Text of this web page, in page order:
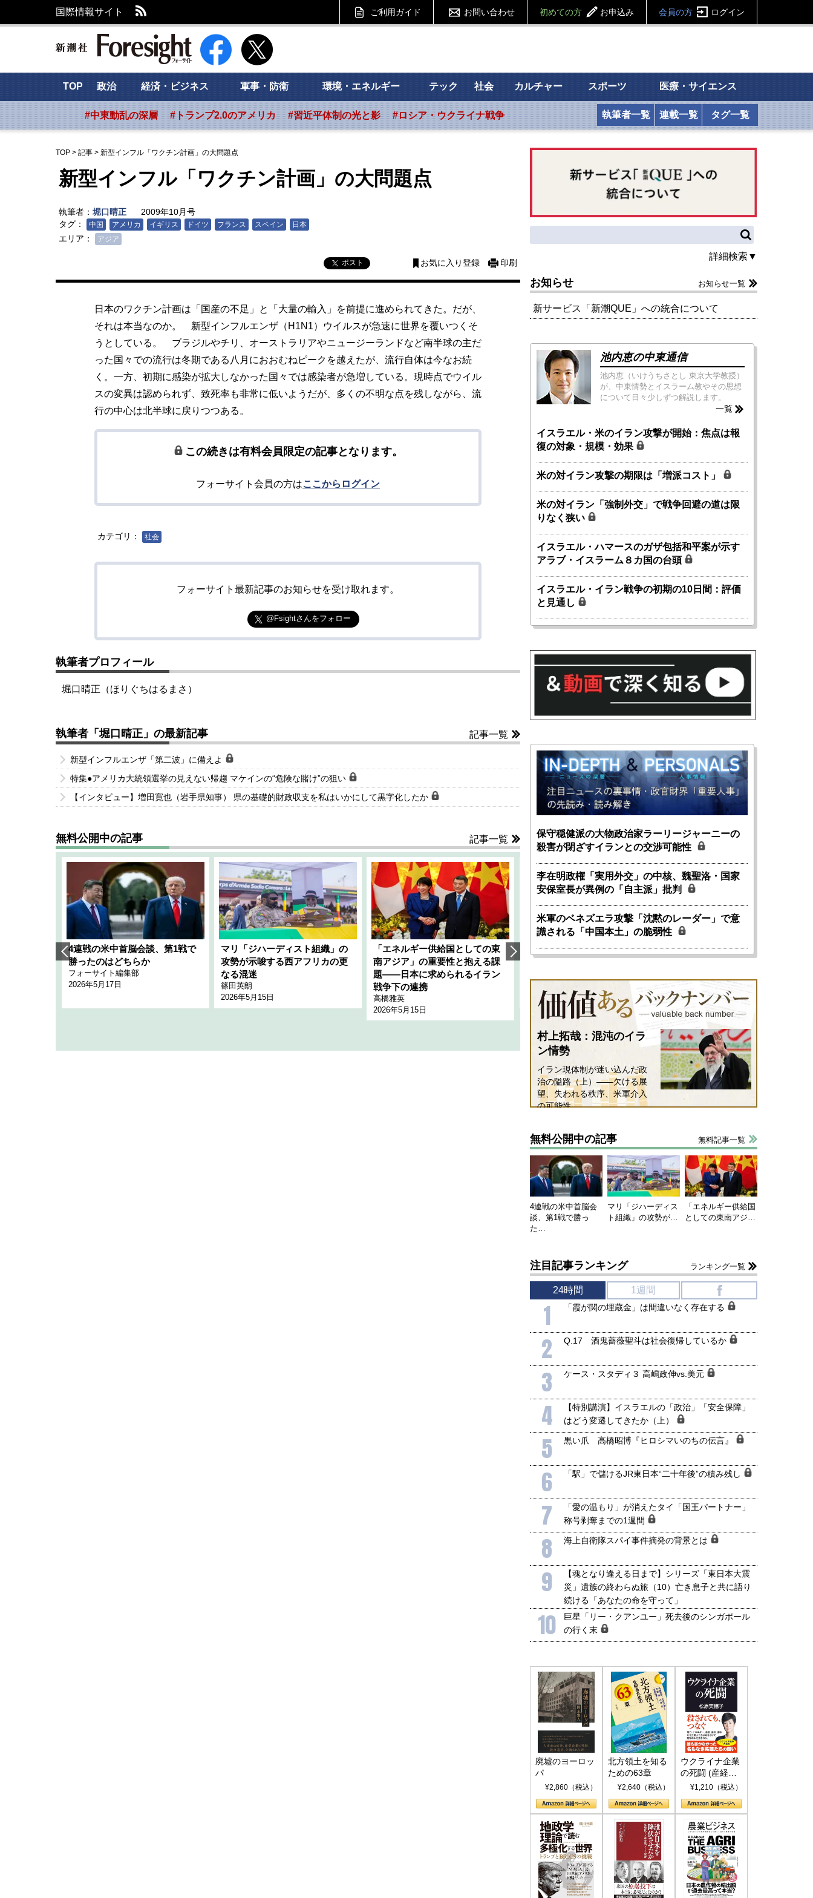
国際情報サイト ご利用ガイド お問い合わせ 初めての方 お申込み 会員の方 ログイン
新潮社 Foresight フォーサイト
TOP 政治 経済・ビジネス 軍事・防衛 環境・エネルギー テック 社会 カルチャー スポーツ 医療・サイエンス
#中東動乱の深層 #トランプ2.0のアメリカ #習近平体制の光と影 #ロシア・ウクライナ戦争 執筆者一覧 連載一覧 タグ一覧
TOP > 記事 > 新型インフル「ワクチン計画」の大問題点
新型インフル「ワクチン計画」の大問題点
執筆者： 堀口晴正
2009年10月号
タグ：
中国 アメリカ イギリス ドイツ フランス スペイン 日本
エリア： アジア
ポスト お気に入り登録 印刷
日本のワクチン計画は「国産の不足」と「大量の輸入」を前提に進められてきた。だが、
それは本当なのか。 新型インフルエンザ（H1N1）ウイルスが急速に世界を覆いつくそ
うとしている。 ブラジルやチリ、オーストラリアやニュージーランドなど南半球の主だ
った国々での流行は冬期である八月におおむねピークを越えたが、流行自体は今なお続
く。一方、初期に感染が拡大しなかった国々では感染者が急増している。現時点でウイル
スの変異は認められず、致死率も非常に低いようだが、多くの不明な点を残しながら、流
行の中心は北半球に戻りつつある。
この続きは有料会員限定の記事となります。
フォーサイト会員の方はここからログイン
カテゴリ： 社会
フォーサイト最新記事のお知らせを受け取れます。
@Fsightさんをフォロー
執筆者プロフィール
堀口晴正（ほりぐちはるまさ）
執筆者「堀口晴正」の最新記事 記事一覧
新型インフルエンザ「第二波」に備えよ
特集●アメリカ大統領選挙の見えない帰趨 マケインの“危険な賭け”の狙い
【インタビュー】増田寛也（岩手県知事） 県の基礎的財政収支を私はいかにして黒字化したか
無料公開中の記事 記事一覧
4連戦の米中首脳会談、第1戦で
勝ったのはどちらか
フォーサイト編集部
2026年5月17日
マリ「ジハーディスト組織」の
攻勢が示唆する西アフリカの更
なる混迷
篠田英朗
2026年5月15日
「エネルギー供給国としての東
南アジア」の重要性と抱える課
題――日本に求められるイラン
戦争下の連携
高橋雅英
2026年5月15日
韓国にも理解してほしい「極東
1905年体制」における日米韓安
2026年5月15日
ホルムズ海峡危機で加速したエ
ネルギー転換が「中国依存」に
小山堅
2026年5月14日
詳細検索▼
お知らせ お知らせ一覧
新サービス「新潮QUE」への統合について
池内恵の中東通信
池内恵（いけうちさとし 東京大学教授）
が、中東情勢とイスラーム教やその思想
について日々少しずつ解説します。
一覧
イスラエル・米のイラン攻撃が開始：焦点は報
復の対象・規模・効果
米の対イラン攻撃の期限は「増派コスト」
米の対イラン「強制外交」で戦争回避の道は限
りなく狭い
イスラエル・ハマースのガザ包括和平案が示す
アラブ・イスラーム８カ国の台頭
イスラエル・イラン戦争の初期の10日間：評価
と見通し
保守穏健派の大物政治家ラーリージャーニーの
殺害が閉ざすイランとの交渉可能性
李在明政権「実用外交」の中核、魏聖洛・国家
安保室長が異例の「自主派」批判
米軍のベネズエラ攻撃「沈黙のレーダー」で意
識される「中国本土」の脆弱性
村上拓哉：混沌のイラ
ン情勢
イラン現体制が迷い込んだ政
治の隘路（上）――欠ける展
望、失われる秩序、米軍介入
の可能性
無料公開中の記事 無料記事一覧
4連戦の米中首脳会
談、第1戦で勝っ
た…
マリ「ジハーディス
ト組織」の攻勢が…
「エネルギー供給国
としての東南アジ…
注目記事ランキング ランキング一覧
24時間 1週間
1 「霞が関の埋蔵金」は間違いなく存在する
2 Q.17 酒鬼薔薇聖斗は社会復帰しているか
3 ケース・スタディ３ 高嶋政伸vs.美元
4
【特別講演】イスラエルの「政治」「安全保障」
はどう変遷してきたか（上）
5 黒い爪 高橋昭博『ヒロシマいのちの伝言』
6 「駅」で儲けるJR東日本“二十年後”の積み残し
7
「愛の温もり」が消えたタイ「国王パートナー」
称号剥奪までの1週間
8 海上自衛隊スパイ事件摘発の背景とは
9
【魂となり逢える日まで】シリーズ「東日本大震
災」遺族の終わらぬ旅（10）亡き息子と共に語り
続ける「あなたの命を守って」
10
巨星「リー・クアンユー」死去後のシンガポール
の行く末
廃墟のヨーロッ
パ
¥2,860（税込）
北方領土を知る
ための63章
¥2,640（税込）
ウクライナ企業
の死闘 (産経セ
レクト S 039)
¥1,210（税込）